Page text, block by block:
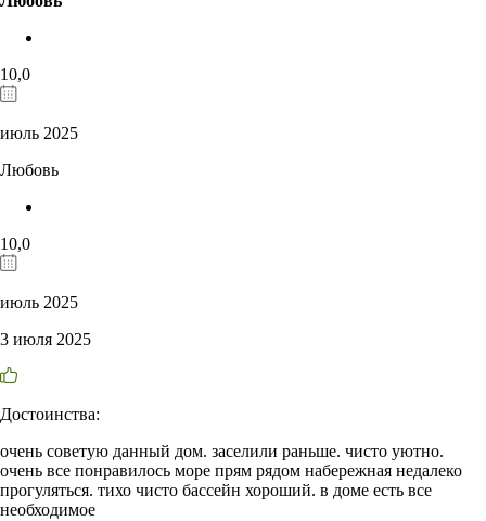
10,0
июль 2025
Любовь
10,0
июль 2025
3 июля 2025
Достоинства:
очень советую данный дом. заселили раньше. чисто уютно.
очень все понравилось море прям рядом набережная недалеко
прогуляться. тихо чисто бассейн хороший. в доме есть все
необходимое